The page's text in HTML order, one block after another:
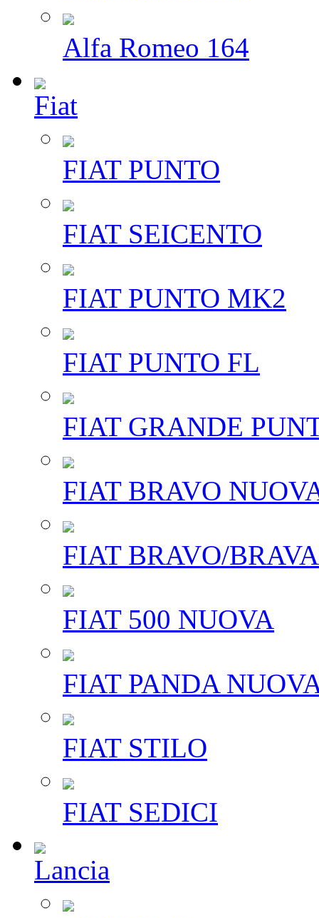
Alfa Romeo 164
Fiat
FIAT PUNTO
FIAT SEICENTO
FIAT PUNTO MK2
FIAT PUNTO FL
FIAT GRANDE
FIAT BRAVO
FIAT BRAVO/BRAVA
FIAT 500 NUOVA
FIAT PANDA
FIAT STILO
FIAT SEDICI
Lancia